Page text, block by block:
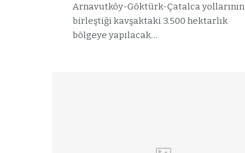
Arnavutköy-Göktürk-Çatalca yollarının
birleştiği kavşaktaki 3.500 hektarlık
bölgeye yapılacak…